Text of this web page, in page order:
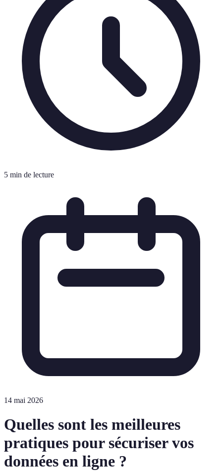
5 min de lecture
14 mai 2026
Quelles sont les meilleures
pratiques pour sécuriser vos
données en ligne ?